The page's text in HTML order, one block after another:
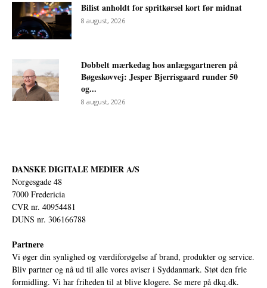
Bilist anholdt for spritkørsel kort før midnat
8 august, 2026
Dobbelt mærkedag hos anlægsgartneren på
Bøgeskovvej: Jesper Bjerrisgaard runder 50
og...
8 august, 2026
DANSKE DIGITALE MEDIER A/S
Norgesgade 48
7000 Fredericia
CVR nr. 40954481
DUNS nr. 306166788
Partnere
Vi øger din synlighed og værdiforøgelse af brand, produkter og service.
Bliv partner og nå ud til alle vores aviser i Syddanmark. Støt den frie
formidling. Vi har friheden til at blive klogere. Se mere på dkq.dk.